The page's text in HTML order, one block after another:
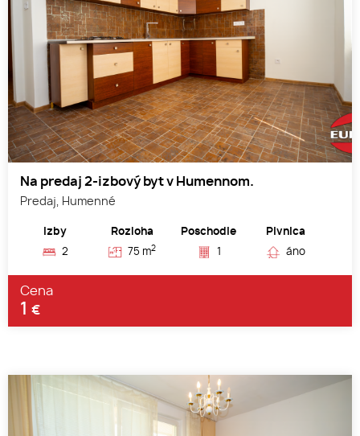
Na predaj 2-izbový byt v Humennom.
Predaj, Humenné
Izby
2
Rozloha
75 m2
Poschodie
1
Pivnica
áno
Cena
1 €